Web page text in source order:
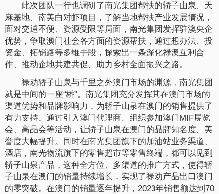
此次团队一行也调研了南光集团帮扶的轿子山泉、天
麻基地、南美白对虾项目，了解当地帮扶产业发展情况，
面对交通不便、资源受限等局面，南光集团发挥驻澳央企
优势，争取澳门社会各方面的资源帮扶，通过想办法、投
资金、拓销路等多维手段，探索出一条深化禄澳互利合
作、推动企地共建共促、助力乡村全面振兴之路。
禄劝轿子山泉与千里之外澳门市场的渊源，南光集团
就是中间的一座“桥”。南光集团充分发挥其在澳门市场的
渠道优势和品牌影响力，为轿子山泉在澳门的销售提供了
有力支持。通过引入澳门代理商、组织参加澳门MIF展览
会、高品会等活动，让轿子山泉在澳门的品牌知名度、美
誉度大幅提升。同时在南光集团旗下的加油站业务渠道、
酒店，南光物流旗下的零售超市等零售终端，都可以见到
轿子山泉产品，这种全方位、多渠道的推广方式，使得轿
子山泉在澳门的销量持续增长，实现了禄劝产品出口澳门
的零突破。在澳门的销量逐年提升，2023年销售额达到70